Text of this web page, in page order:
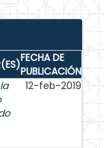
FECHA DE
PUBLICACIÓN
12-feb-2019